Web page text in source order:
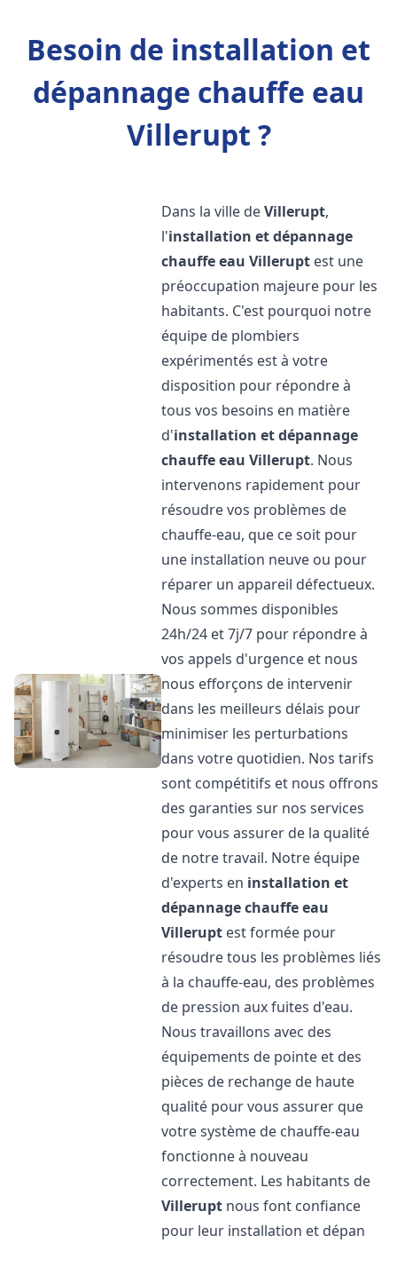
Besoin de installation et
dépannage chauffe eau
Villerupt ?
Dans la ville deVillerupt,
l'installation et dépannage
chauffe eau Villerupt est une
préoccupation majeure pour les
habitants. C'est pourquoi notre
équipe de plombiers
expérimentés est à votre
disposition pour répondre à
tous vos besoins en matière
d'installation et dépannage
chauffe eau Villerupt. Nous
intervenons rapidement pour
résoudre vos problèmes de
chauffe-eau, que ce soit pour
une installation neuve ou pour
réparer un appareil défectueux.
Nous sommes disponibles
24h/24 et 7j/7 pour répondre à
vos appels d'urgence et nous
nous efforçons de intervenir
dans les meilleurs délais pour
minimiser les perturbations
dans votre quotidien. Nos tarifs
sont compétitifs et nous offrons
des garanties sur nos services
pour vous assurer de la qualité
de notre travail. Notre équipe
d'experts en installation et
dépannage chauffe eau
Villerupt est formée pour
résoudre tous les problèmes liés
à la chauffe-eau, des problèmes
de pression aux fuites d'eau.
Nous travaillons avec des
équipements de pointe et des
pièces de rechange de haute
qualité pour vous assurer que
votre système de chauffe-eau
fonctionne à nouveau
correctement. Les habitants de
Villerupt nous font confiance
pour leur installation et dépan